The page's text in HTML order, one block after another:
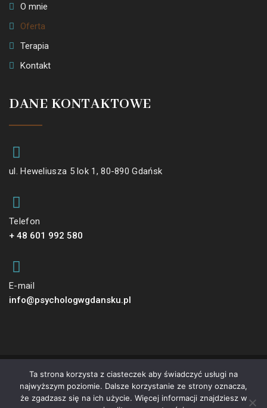
O mnie
Oferta
Terapia
Kontakt
DANE KONTAKTOWE
ul. Heweliusza 5 lok 1, 80-890 Gdańsk
Telefon
+ 48 601 992 580
E-mail
info@psychologwgdansku.pl
© 2022Tworzenie stron internetowych Gdańsk
Ta strona korzysta z ciasteczek aby świadczyć usługi na
najwyższym poziomie. Dalsze korzystanie ze strony oznacza,
że zgadzasz się na ich użycie. Więcej informacji znajdziesz w